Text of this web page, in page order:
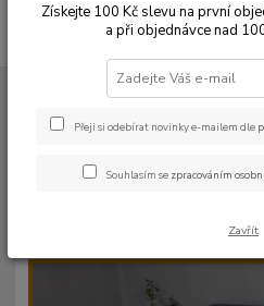
PROSTĚRADLA
Froté
06 meruňková
Froté prostěradlo
Získejte 100 Kč slevu na první
a při objednávce nad
Přeji si odebírat novinky e-mailem dle
Souhlasím se zpracováním
Zavřít